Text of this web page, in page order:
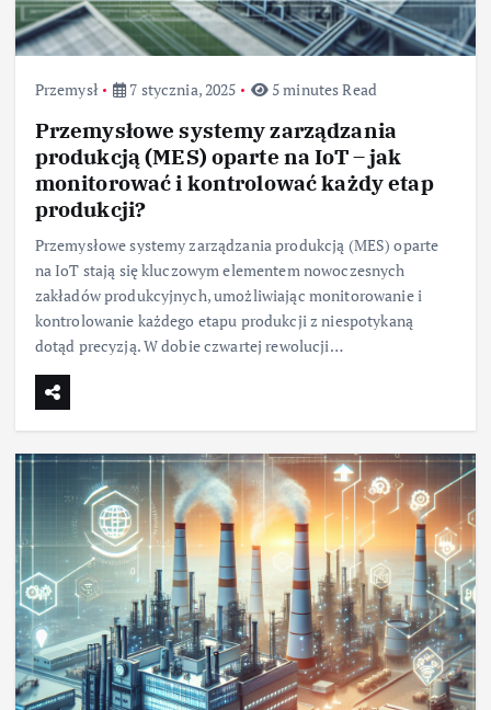
Przemysł 7 stycznia, 2025 5 minutes Read
Przemysłowe systemy zarządzania
produkcją (MES) oparte na IoT – jak
monitorować i kontrolować każdy etap
produkcji?
Przemysłowe systemy zarządzania produkcją (MES) oparte
na IoT stają się kluczowym elementem nowoczesnych
zakładów produkcyjnych, umożliwiając monitorowanie i
kontrolowanie każdego etapu produkcji z niespotykaną
dotąd precyzją. W dobie czwartej rewolucji…